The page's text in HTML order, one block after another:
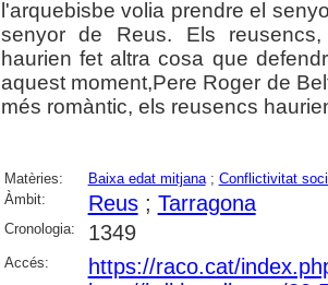
l'arquebisbe volia prendre el
senyor de Reus. Els
haurien fet altra cosa que
aquest moment,Pere Roger de
més romàntic, els reusencs
Matèries: Baixa edat mitjana; Conflictivitat
Àmbit:
Reus; Tarragona
Cronologia: 1349
Accés:
https://raco.cat/